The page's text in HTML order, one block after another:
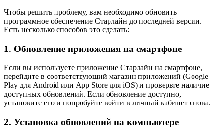
Чтобы решить проблему, вам необходимо обновить
программное обеспечение Старлайн до последней версии.
Есть несколько способов это сделать:
1. Обновление приложения на смартфоне
Если вы используете приложение Старлайн на смартфоне,
перейдите в соответствующий магазин приложений (Google
Play для Android или App Store для iOS) и проверьте наличие
доступных обновлений. Если обновление доступно,
установите его и попробуйте войти в личный кабинет снова.
2. Установка обновлений на компьютере